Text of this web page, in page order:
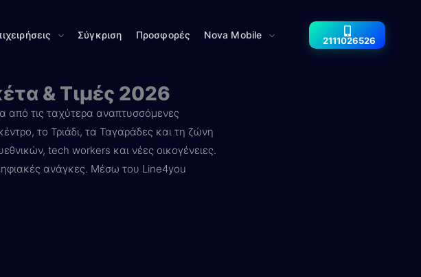
Σύγκριση Προσφορές Nova Mobile 2111026526
& Τιμές 2026
από τις ταχύτερα αναπτυσσόμενες
το Τριάδι, τα Ταγαράδες και τη ζώνη
tech workers και νέες οικογένειες.
ανάγκες. Μέσω του Line4you